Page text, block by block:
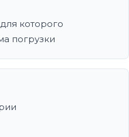
которого
погрузки